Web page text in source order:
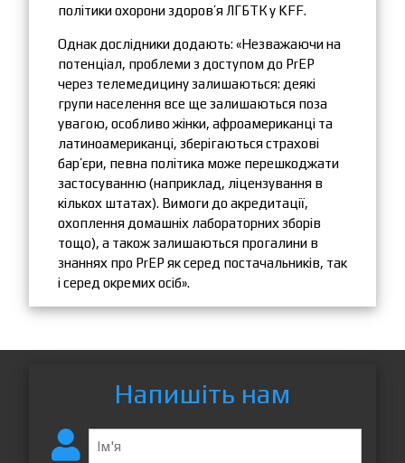
політики охорони здоров’я ЛГБТК у KFF.
Однак дослідники додають: «Незважаючи на
потенціал, проблеми з доступом до PrEP
через телемедицину залишаються: деякі
групи населення все ще залишаються поза
увагою, особливо жінки, афроамериканці та
латиноамериканці, зберігаються страхові
бар’єри, певна політика може перешкоджати
застосуванню (наприклад, ліцензування в
кількох штатах). Вимоги до акредитації,
охоплення домашніх лабораторних зборів
тощо), а також залишаються прогалини в
знаннях про PrEP як серед постачальників, так
і серед окремих осіб».
Напишіть нам